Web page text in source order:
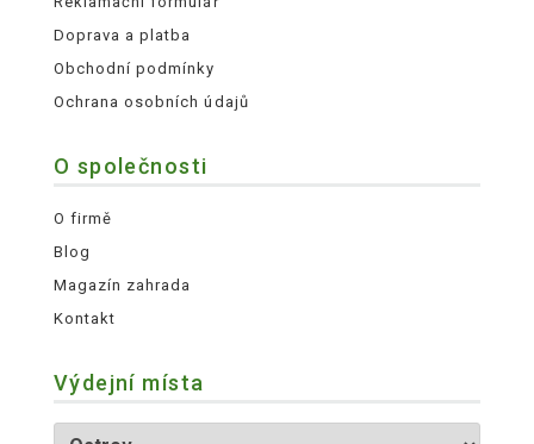
Doprava a platba
Obchodní podmínky
Ochrana osobních údajů
O společnosti
O firmě
Blog
Magazín zahrada
Kontakt
Výdejní místa